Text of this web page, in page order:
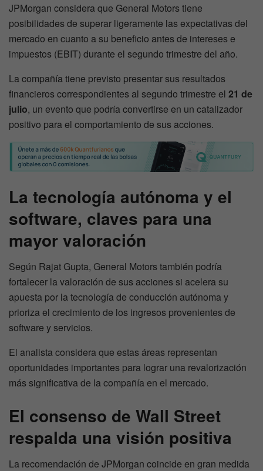
JPMorgan considera que General Motors tiene
posibilidades de superar ligeramente las expectativas del
mercado en cuanto a su beneficio antes de intereses e
impuestos (EBIT) durante el segundo trimestre del año.
La compañía tiene previsto presentar sus resultados
financieros correspondientes al segundo trimestre el 21 de
julio, un evento que podría convertirse en un catalizador
positivo para el comportamiento de sus acciones.
La tecnología autónoma y el
software, claves para una
mayor valoración
Según Rajat Gupta, General Motors también podría
fortalecer la valoración de sus acciones si acelera su
apuesta por la tecnología de conducción autónoma y
prioriza el crecimiento de los ingresos provenientes de
software y servicios.
El analista considera que estas áreas representan
oportunidades importantes para lograr una revalorización
más significativa de la compañía en el mercado.
El consenso de Wall Street
respalda una visión positiva
La recomendación de JPMorgan coincide en gran medida